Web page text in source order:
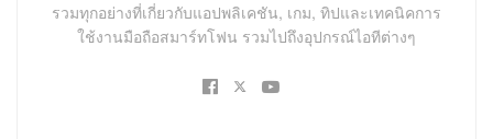
รวมทุกอย่างที่เกี่ยวกับแอปพลิเคชัน, เกม, ทิปและเทคนิคการ
ใช้งานมือถือสมาร์ทโฟน รวมไปถึงอุปกรณ์ไอทีต่างๆ